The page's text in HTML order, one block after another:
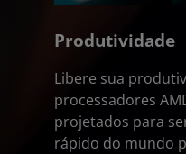
Produtividade
Libere sua
processadores
projetados para
rápido do mundo